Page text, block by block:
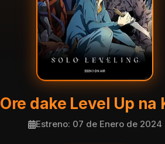
Ore dake Level Up na
Estreno: 07 de Enero de 2024